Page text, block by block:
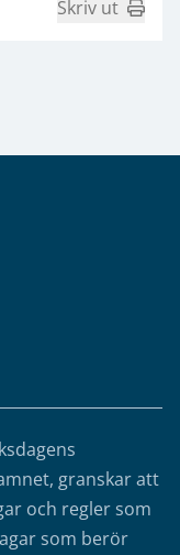
Skriv ut
granskar att
och regler som
som berör